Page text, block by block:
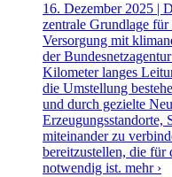
16. Dezember 2025 |
zentrale Grundlage
Versorgung mit
der
Kilometer langes
die Umstellung
und durch gezielte
Erzeugungsstandorte,
miteinander zu
bereitzustellen, die für
notwendig ist. mehr ›